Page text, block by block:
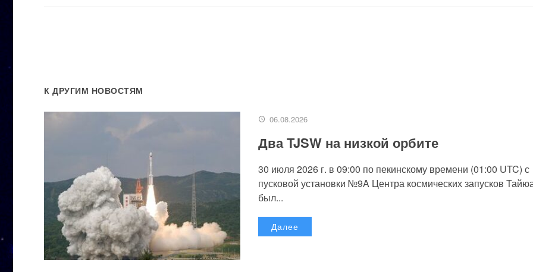
К ДРУГИМ НОВОСТЯМ
06.08.2026
Два TJSW на низкой орбите
30 июля 2026 г. в 09:00 по пекинскому времени (01:00 UTC) с
пусковой установки №9A Центра космических запусков
был...
Далее